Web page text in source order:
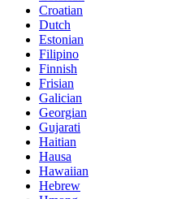
Croatian
Dutch
Estonian
Filipino
Finnish
Frisian
Galician
Georgian
Gujarati
Haitian
Hausa
Hawaiian
Hebrew